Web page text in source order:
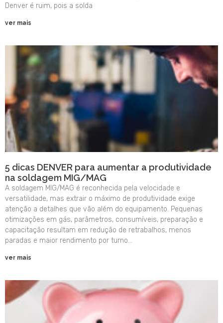
Denver é ruim, pois a solda
ver mais
5 dicas DENVER para aumentar a produtividade
na soldagem MIG/MAG
A soldagem MIG/MAG é reconhecida pela velocidade e
versatilidade, mas extrair o máximo de produtividade exige
atenção a detalhes que vão além do equipamento. Pequenas
otimizações em gás, parâmetros, consumíveis, preparação e
capacitação resultam em redução de retrabalhos, menos
paradas e maior rendimento por turno…
ver mais